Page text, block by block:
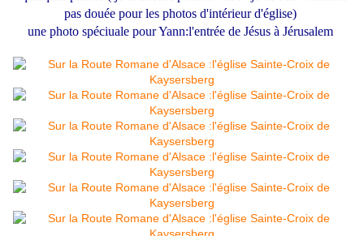
pas douée pour les photos d'intérieur d'église)
une photo spéciuale pour Yann:l'entrée de Jésus à Jérusalem